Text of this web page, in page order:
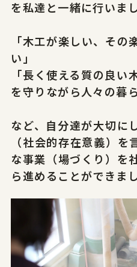
を私達と一緒に行いまし
「木工が楽しい、その
い」
「長く使える質の良
を守りながら人々の暮
など、自分達が大切に
（社会的存在意義）を
な事業（場づくり）を
ら進めることができまし